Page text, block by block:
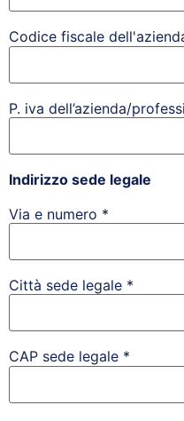
Codice fiscale
P. iva dell’azienda/
Indirizzo sede legale
Via e numero *
Città sede legale *
CAP sede legale *